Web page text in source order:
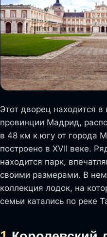
Этот дворец находится в
провинции Мадрид,
в 48 км к югу от города
построено в XVII веке.
находится парк,
своими размерами. В
коллекция лодок, на
семьи катались по реке